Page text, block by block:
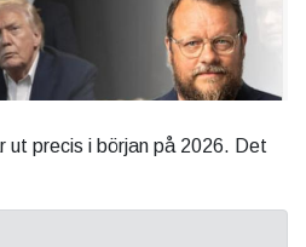
ut precis i början på 2026. Det